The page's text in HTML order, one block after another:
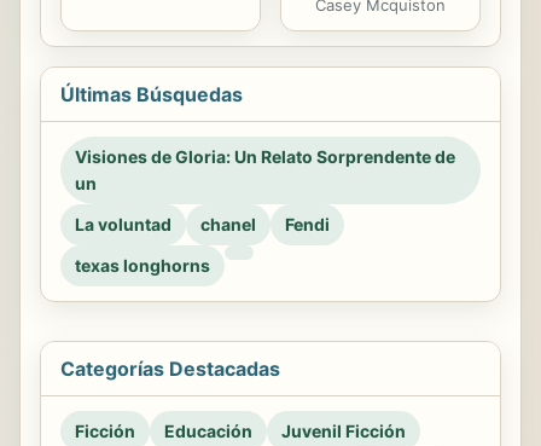
Casey Mcquiston
Últimas Búsquedas
Visiones de Gloria: Un Relato Sorprendente de
un
La voluntad
chanel
Fendi
texas longhorns
Categorías Destacadas
Ficción Educación
Juvenil Ficción